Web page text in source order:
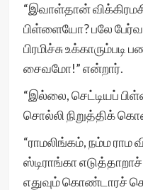
“இவாள்தான்
பிள்ளையோ? பலே
பிரமிச்சு
சைவமோ!” என்றார்.
“இல்லை, செட்டியப்
சொல்லி நிறுத்திக்
“ராமலிங்கம், நம்ம ராம
ஸ்டிராங்கா
எதுவும் கொண்டாரச்